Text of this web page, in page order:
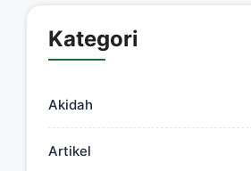
Kategori
Akidah
Artikel